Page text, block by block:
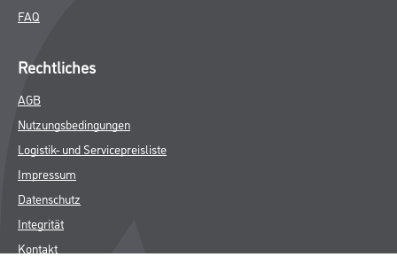
FAQ
Rechtliches
AGB
Nutzungsbedingungen
Logistik- und Servicepreisliste
Impressum
Datenschutz
Integrität
Kontakt